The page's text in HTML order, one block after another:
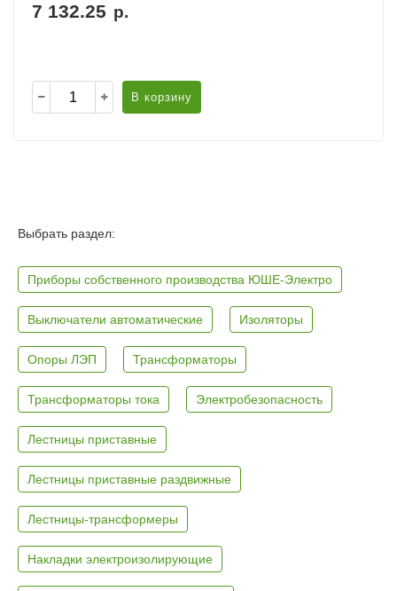
7 132.25 р.
В корзину
Выбрать раздел:
Приборы собственного производства ЮШЕ-Электро
Выключатели автоматические Изоляторы
Опоры ЛЭП Трансформаторы
Трансформаторы тока Электробезопасность
Лестницы приставные
Лестницы приставные раздвижные
Лестницы-трансформеры
Накладки электроизолирующие